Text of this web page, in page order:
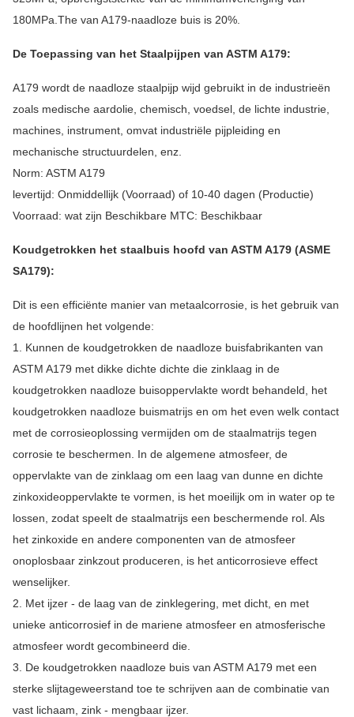
180MPa.The van A179-naadloze buis is 20%.
De Toepassing van het Staalpijpen van ASTM A179:
A179 wordt de naadloze staalpijp wijd gebruikt in de industrieën
zoals medische aardolie, chemisch, voedsel, de lichte industrie,
machines, instrument, omvat industriële pijpleiding en
mechanische structuurdelen, enz.
Norm: ASTM A179
levertijd: Onmiddellijk (Voorraad) of 10-40 dagen (Productie)
Voorraad: wat zijn Beschikbare MTC: Beschikbaar
Koudgetrokken het staalbuis hoofd van ASTM A179 (ASME
SA179):
Dit is een efficiënte manier van metaalcorrosie, is het gebruik van
de hoofdlijnen het volgende:
1. Kunnen de koudgetrokken de naadloze buisfabrikanten van
ASTM A179 met dikke dichte dichte die zinklaag in de
koudgetrokken naadloze buisoppervlakte wordt behandeld, het
koudgetrokken naadloze buismatrijs en om het even welk contact
met de corrosieoplossing vermijden om de staalmatrijs tegen
corrosie te beschermen. In de algemene atmosfeer, de
oppervlakte van de zinklaag om een laag van dunne en dichte
zinkoxideoppervlakte te vormen, is het moeilijk om in water op te
lossen, zodat speelt de staalmatrijs een beschermende rol. Als
het zinkoxide en andere componenten van de atmosfeer
onoplosbaar zinkzout produceren, is het anticorrosieve effect
wenselijker.
2. Met ijzer - de laag van de zinklegering, met dicht, en met
unieke anticorrosief in de mariene atmosfeer en atmosferische
atmosfeer wordt gecombineerd die.
3. De koudgetrokken naadloze buis van ASTM A179 met een
sterke slijtageweerstand toe te schrijven aan de combinatie van
vast lichaam, zink - mengbaar ijzer.